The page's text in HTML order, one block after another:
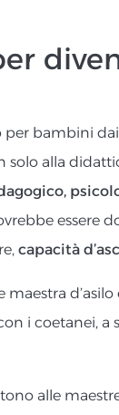
per bambini
solo alla
essere
capacità
d’asilo
i coetanei, a
alle maestre